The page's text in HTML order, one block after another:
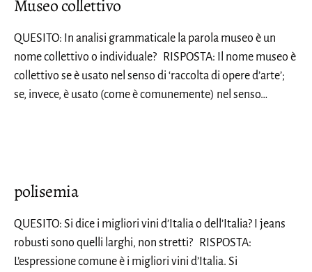
Museo collettivo
QUESITO: In analisi grammaticale la parola museo è un
nome collettivo o individuale? RISPOSTA: Il nome museo è
collettivo se è usato nel senso di ‘raccolta di opere d’arte’;
se, invece, è usato (come è comunemente) nel senso…
polisemia
QUESITO: Si dice i migliori vini d’Italia o dell’Italia? I jeans
robusti sono quelli larghi, non stretti? RISPOSTA:
L’espressione comune è i migliori vini d’Italia. Si